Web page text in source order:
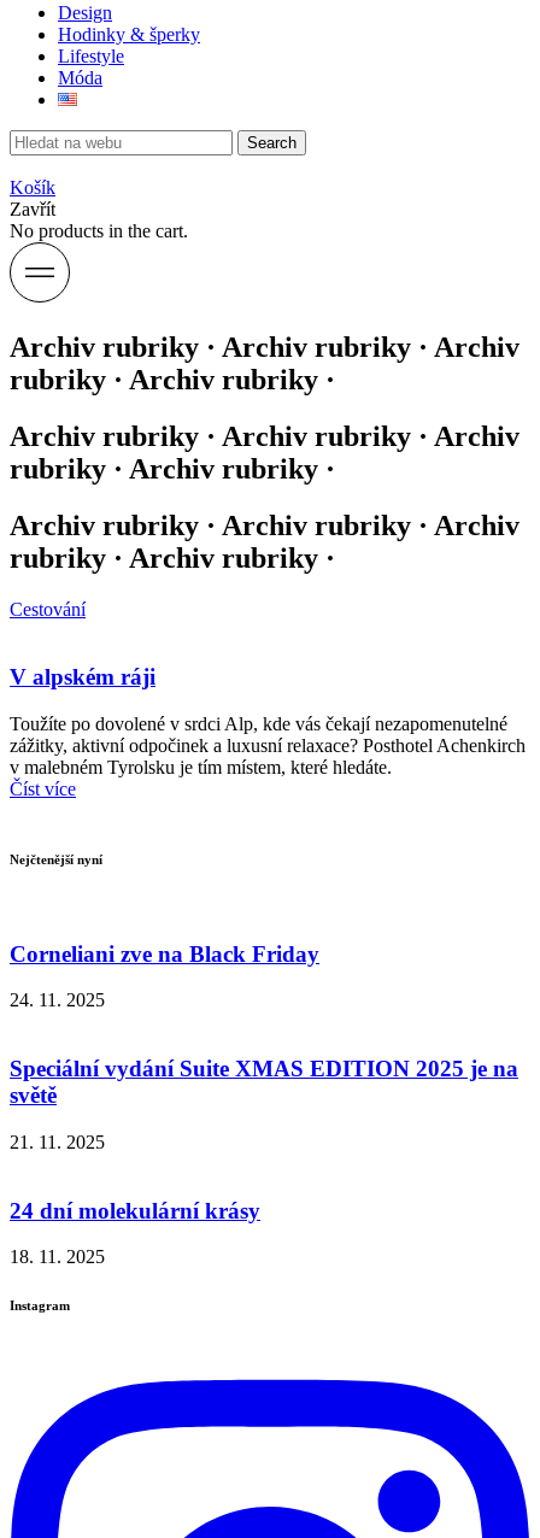
Design
Hodinky & šperky
Lifestyle
Móda
Search
Košík
Zavřít
No products in the cart.
Archiv rubriky · Archiv rubriky · Archiv
rubriky · Archiv rubriky ·
Archiv rubriky · Archiv rubriky · Archiv
rubriky · Archiv rubriky ·
Archiv rubriky · Archiv rubriky · Archiv
rubriky · Archiv rubriky ·
Cestování
V alpském ráji
Toužíte po dovolené v srdci Alp, kde vás čekají nezapomenutelné
zážitky, aktivní odpočinek a luxusní relaxace? Posthotel Achenkirch
v malebném Tyrolsku je tím místem, které hledáte.
Číst více
Nejčtenější nyní
Corneliani zve na Black Friday
24. 11. 2025
Speciální vydání Suite XMAS EDITION 2025 je na
světě
21. 11. 2025
24 dní molekulární krásy
18. 11. 2025
Instagram